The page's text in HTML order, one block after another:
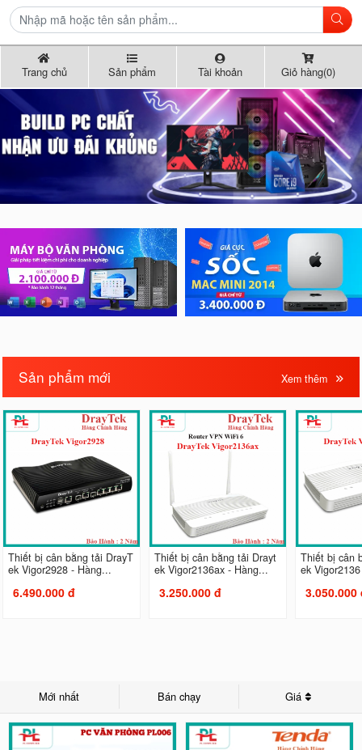
Trang chủ Sản phẩm Tài khoản Giỏ hàng(0)
Sản phẩm mới Xem thêm
Thiết bị cân bằng tải DrayT
ek Vigor2928 - Hàng...
6.490.000 đ
Thiết bị cân bằng tải Drayt
ek Vigor2136ax - Hàng...
3.250.000 đ
Thiết bị cân
ek
3.050.000
Mới nhất Bán chạy Giá